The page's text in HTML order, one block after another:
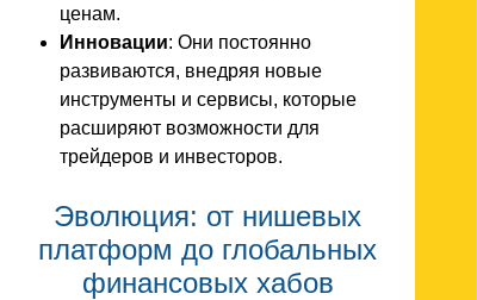
ценам.
Инновации: Они постоянно
развиваются, внедряя новые
инструменты и сервисы, которые
расширяют возможности для
трейдеров и инвесторов.
Эволюция: от нишевых
платформ до глобальных
финансовых хабов